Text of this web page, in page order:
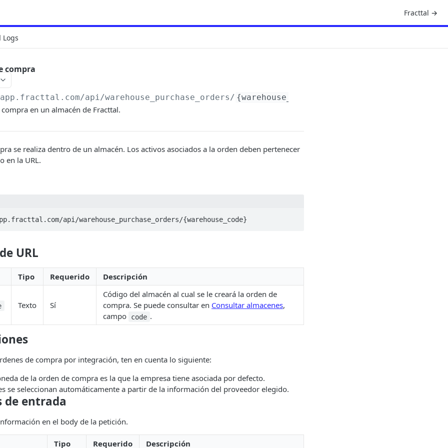
Fracttal →
Logs
compra
api/warehouse_purchase_orders/ {warehouse_code}
en un almacén de Fracttal.
se realiza dentro de un almacén. Los activos asociados a la orden deben pertenecer
en la URL.
api/warehouse_purchase_orders/{warehouse_code}
URL
Tipo Requerido Descripción
Texto Sí
Código del almacén al cual se le creará la orden de
compra. Se puede consultar en Consultar almacenes,
campo
code .
de compra por integración, ten en cuenta lo siguiente:
de la orden de compra es la que la empresa tiene asociada por defecto.
se seleccionan automáticamente a partir de la información del proveedor elegido.
de entrada
en el body de la petición.
Tipo Requerido Descripción